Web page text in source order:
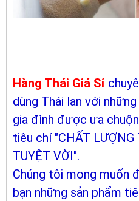
Hàng Thái Giá Sỉ
dùng Thái lan với
gia đình được ưa
tiêu chí "CHẤT LƯỢNG
TUYỆT VỜI".
Chúng tôi mong muốn
bạn những sản phẩm